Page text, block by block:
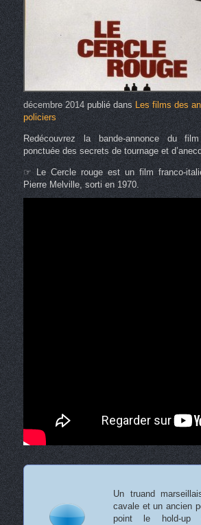
décembre 2014publié dans Les films des
policiers
Redécouvrez la bande-annonce du
ponctuée des secrets de tournage et
☞ Le Cercle rouge est un film franco-
Pierre Melville, sorti en 1970.
Un truand
cavale et un ancien
point le hold-up